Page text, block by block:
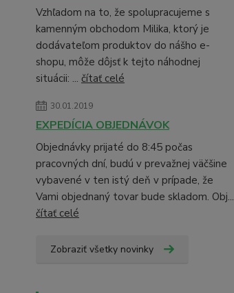
Vzhľadom na to, že spolupracujeme s
kamenným obchodom Milika, ktorý je
dodávateľom produktov do nášho e-
shopu, môže dôjsť k tejto náhodnej
situácii: ... čítať celé
30.01.2019
EXPEDÍCIA OBJEDNÁVOK
Objednávky prijaté do 8:45 počas
pracovných dní, budú v prevažnej väčšine
vybavené v ten istý deň v prípade, že
Vami objednaný tovar bude skladom. Obj...
čítať celé
Zobraziť všetky novinky